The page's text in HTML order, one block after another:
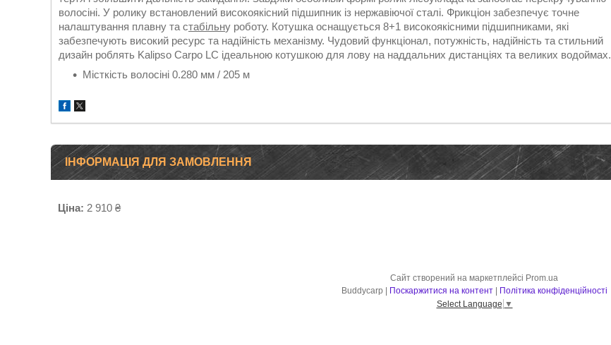
волосіні. У ролику встановлений високоякісний підшипник із нержавіючої сталі. Фрикціон забезпечує точне
налаштування плавну та стабільну роботу. Котушка оснащується 8+1 високоякісними підшипниками, які
забезпечують високий ресурс та надійність механізму. Чудовий функціонал, потужність, надійність та стильний
дизайн роблять Kalipso Carpo LC ідеальною котушкою для лову на наддальних дистанціях та великих водоймах.
Місткість волосіні 0.280 мм / 205 м
ІНФОРМАЦІЯ ДЛЯ ЗАМОВЛЕННЯ
Ціна: 2 910 ₴
Сайт створений на маркетплейсі Prom.ua
Поскаржитися на контент
Політика конфіденційності
Select Language ▼